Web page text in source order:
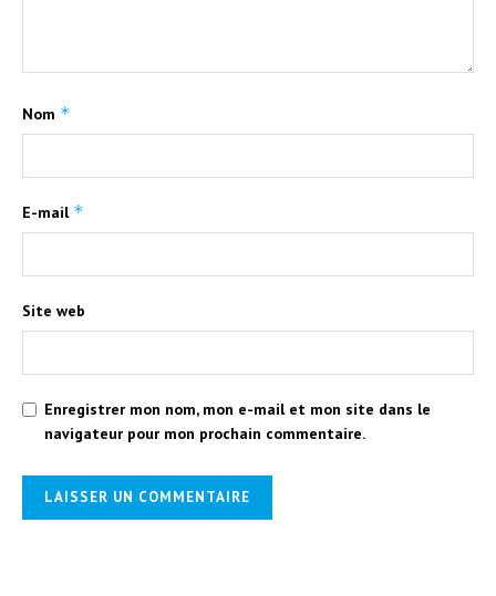
Nom *
E-mail *
Site web
Enregistrer mon nom, mon e-mail et mon site dans le
navigateur pour mon prochain commentaire.